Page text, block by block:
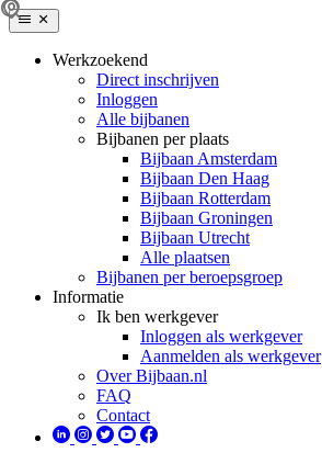
Werkzoekend
Direct inschrijven
Inloggen
Alle bijbanen
Bijbanen per plaats
Bijbaan Amsterdam
Bijbaan Den Haag
Bijbaan Rotterdam
Bijbaan Groningen
Bijbaan Utrecht
Alle plaatsen
Bijbanen per beroepsgroep
Informatie
Ik ben werkgever
Inloggen als werkgever
Aanmelden als werkgever
Over Bijbaan.nl
FAQ
Contact